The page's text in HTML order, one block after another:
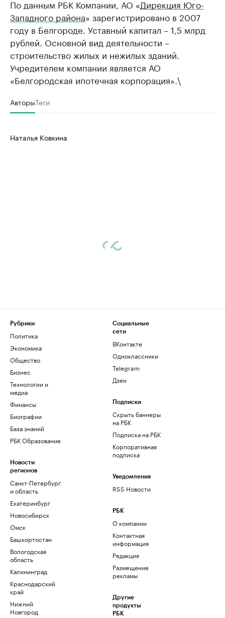
По данным РБК Компании, АО «Дирекция Юго-
Западного района» зарегистрировано в 2007
году в Белгороде. Уставный капитал – 1,5 млрд
рублей. Основной вид деятельности –
строительство жилых и нежилых зданий.
Учредителем компании является АО
«Белгородская ипотечная корпорация».\
АвторыТеги
Наталья Ковкина
Рубрики
Политика
Экономика
Общество
Бизнес
Технологии и
медиа
Финансы
Биографии
База знаний
РБК Образование
Новости
регионов
Санкт-Петербург
и область
Екатеринбург
Новосибирск
Омск
Башкортостан
Вологодская
область
Калининград
Краснодарский
край
Нижний
Новгород
Социальные
сети
ВКонтакте
Одноклассники
Telegram
Дзен
Подписки
Скрыть баннеры
на РБК
Подписка на РБК
Корпоративная
подписка
Уведомления
RSS Новости
РБК
О компании
Контактная
информация
Редакция
Размещение
рекламы
Другие
продукты
РБК